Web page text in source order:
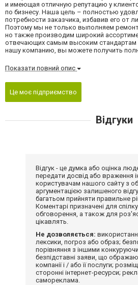
и имеющая отличную репутацию у
по бизнесу. Наша цель – полностью
потребности заказчика, избавив его от
Поэтому мы не только выполняем
но также производим широкий
отвечающих самым высоким стандартам
нашу компанию, вы можете получить
Показати повний опис
Це моє підприємство
Відгуки
Відгук - це думка або оцінка
передати досвід або враження
користувачам нашого сайту з
аргументацією залишеного
багатьом прийняти правильне
Коментарі призначені для
обговорення, а також для
цікавлять.
Не дозволяється:
лексики, погроз або образ;
порівняння з іншими
безпідставні заяви, що
компанії і / або її послуги;
сторонні інтернет-ресурси;
самореклама.